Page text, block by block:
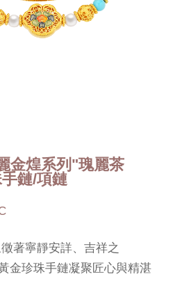
金煌系列"瑰麗茶
鏈/項鏈
著寧靜安詳、吉祥之
金珍珠手鏈凝聚匠心與精湛